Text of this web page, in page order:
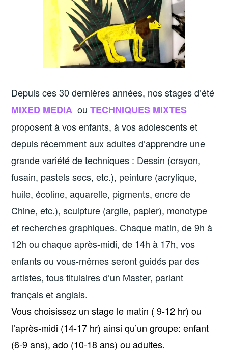
Depuis ces 30 dernières années, nos stages d’été
MIXED MEDIA ou TECHNIQUES MIXTES
proposent à vos enfants, à vos adolescents et
depuis récemment aux adultes d’apprendre une
grande variété de techniques : Dessin (crayon,
fusain, pastels secs, etc.), peinture (acrylique,
huile, écoline, aquarelle, pigments, encre de
Chine, etc.), sculpture (argile, papier), monotype
et recherches graphiques. Chaque matin, de 9h à
12h ou chaque après-midi, de 14h à 17h, vos
enfants ou vous-mêmes seront guidés par des
artistes, tous titulaires d’un Master, parlant
français et anglais.
Vous choisissez un stage le matin ( 9-12 hr) ou
l’après-midi (14-17 hr) ainsi qu’un groupe: enfant
(6-9 ans), ado (10-18 ans) ou adultes.